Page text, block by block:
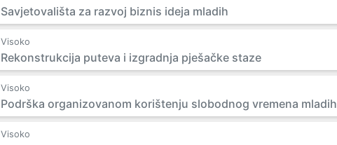
Savjetovališta za razvoj biznis ideja mladih
Visoko
Rekonstrukcija puteva i izgradnja pješačke staze
Visoko
Podrška organizovanom korištenju slobodnog vremena mladih
Visoko